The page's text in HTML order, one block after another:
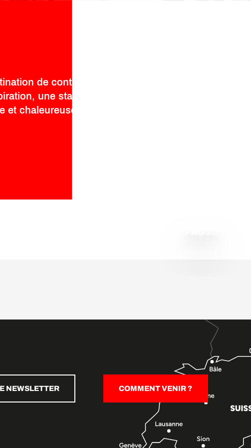
de contrastes, un
une station cosmopolite
chaleureuse.
NEWSLETTER COMMENT VENIR ?